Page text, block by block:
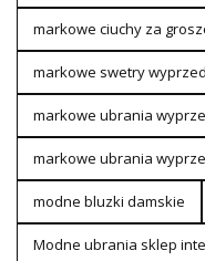
markowe ciuchy za
markowe swetry
markowe ubrania
markowe ubrania
modne bluzki damskie
Modne ubrania sklep